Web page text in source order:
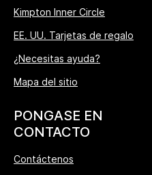
Kimpton Inner Circle
EE. UU. Tarjetas de regalo
¿Necesitas ayuda?
Mapa del sitio
PONGASE EN
CONTACTO
Contáctenos